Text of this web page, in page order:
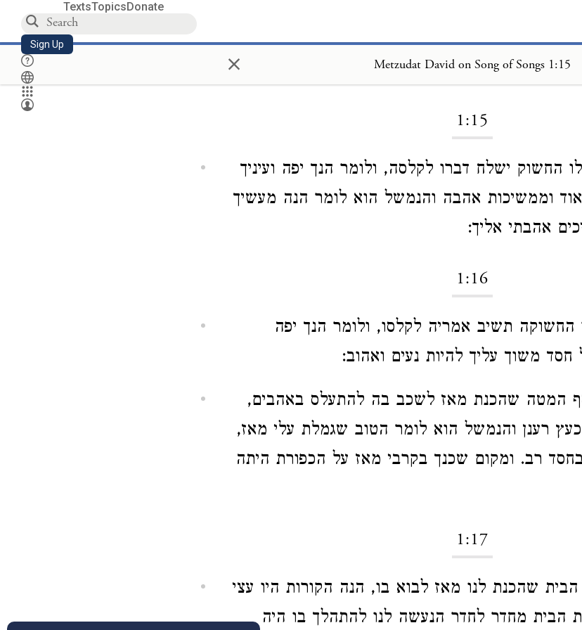
TextsTopicsDonate
Sign Up × Metzudat David on Song of Songs 1:15
1:15
החשוק ישלח דברו לקלסה, ולומר הנך יפה ועיניך
מאוד וממשיכות אהבה והנמשל הוא לומר הנה מעשיך
אהבתי אליך:
1:16
החשוקה תשיב אמריה לקלסו, ולומר הנך יפה
משוך עליך להיות נעים ואהוב:
המטה שהכנת מאז לשכב בה להתעלס באהבים,
רענן והנמשל הוא לומר הטוב שגמלת עלי מאז,
רב. ומקום שכנך בקרבי מאז על הכפורת היתה
1:17
הבית שהכנת לנו מאז לבוא בו, הנה הקורות היו עצי
הבית מחדר לחדר הנעשה לנו להתהלך בו היה